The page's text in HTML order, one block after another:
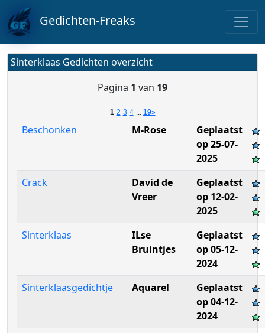
Gedichten-Freaks
Sinterklaas Gedichten overzicht
Pagina 1 van 19
1 2 3 4 ... 19»
Beschonken M-Rose
Geplaatst
op 25-07-
2025
Crack
David de
Vreer
Geplaatst
op 12-02-
2025
Sinterklaas
ILse
Bruintjes
Geplaatst
op 05-12-
2024
Sinterklaasgedichtje
Aquarel
Geplaatst
op 04-12-
2024